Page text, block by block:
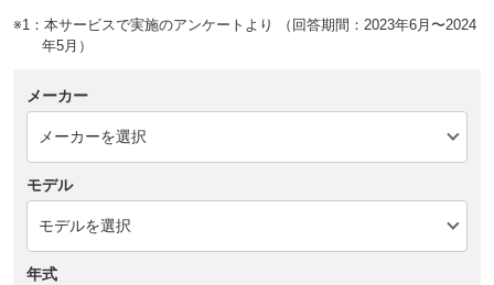
※1：本サービスで実施のアンケートより （回答期間：2023年6月〜2024
年5月）
メーカー
モデル
年式